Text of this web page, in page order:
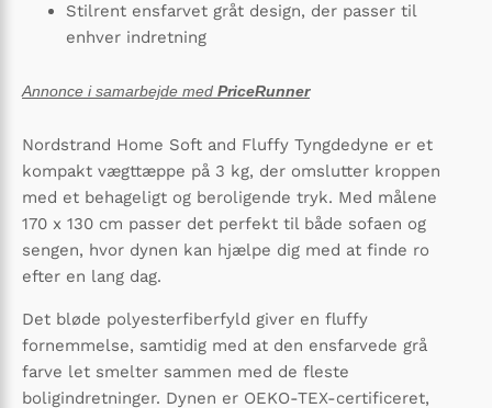
Stilrent ensfarvet gråt design, der passer til
enhver indretning
Annonce i samarbejde med PriceRunner
Nordstrand Home Soft and Fluffy Tyngdedyne er et
kompakt vægttæppe på 3 kg, der omslutter kroppen
med et behageligt og beroligende tryk. Med målene
170 x 130 cm passer det perfekt til både sofaen og
sengen, hvor dynen kan hjælpe dig med at finde ro
efter en lang dag.
Det bløde polyesterfiberfyld giver en fluffy
fornemmelse, samtidig med at den ensfarvede grå
farve let smelter sammen med de fleste
boligindretninger. Dynen er OEKO-TEX-certificeret,